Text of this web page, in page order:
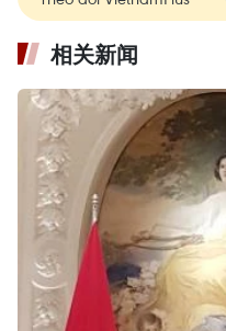
相关新闻